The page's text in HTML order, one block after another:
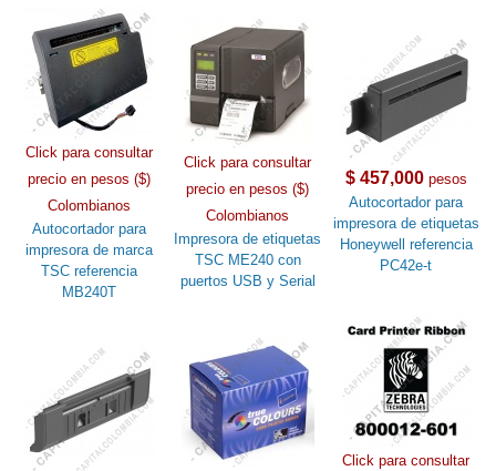
Click para consultar
precio en pesos ($)
Colombianos
Autocortador para
impresora de marca
TSC referencia
MB240T
Click para consultar
precio en pesos ($)
Colombianos
Impresora de etiquetas
TSC ME240 con
puertos USB y Serial
$ 457,000pesos
Autocortador para
impresora de etiquetas
Honeywell referencia
PC42e-t
Click para consultar